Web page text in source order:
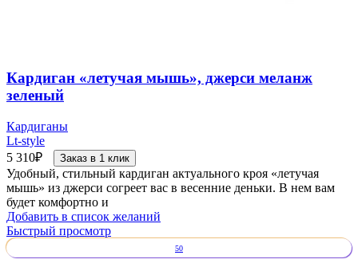
Кардиган «летучая мышь», джерси меланж
зеленый
Кардиганы
Lt-style
5 310₽ Заказ в 1 клик
Удобный, стильный кардиган актуального кроя «летучая
мышь» из джерси согреет вас в весенние деньки. В нем вам
будет комфортно и
Добавить в список желаний
Быстрый просмотр
50